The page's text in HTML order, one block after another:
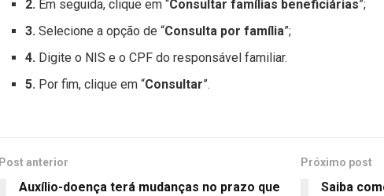
2. Em seguida, clique em “Consultar famílias beneficiárias”;
3.Selecione a opção de “Consulta por família”;
4. Digite o NIS e o CPF do responsável familiar.
5. Por fim, clique em “Consultar”.
Post anterior
Auxílio-doença terá mudanças no prazo que
Próximo post
Saiba